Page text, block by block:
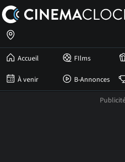
Accueil FIlms
À venir B-Annonces